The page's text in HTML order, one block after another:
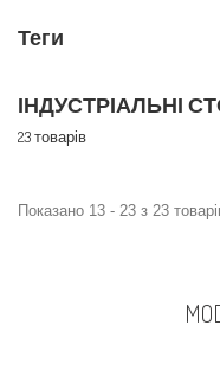
Теги
ІНДУСТРІАЛЬНІ
23 товарів
Показано 13 - 23 з 23